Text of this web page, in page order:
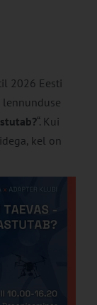
2026 Eesti
lennunduse
“. Kui
kel on